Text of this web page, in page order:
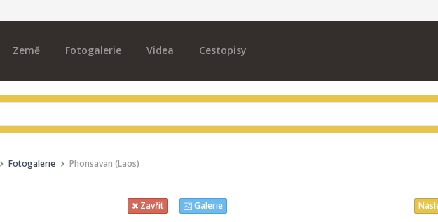
Země Fotogalerie Videa Cestopisy
Fotogalerie Phonsavan (Laos)
Zavřít Galerie